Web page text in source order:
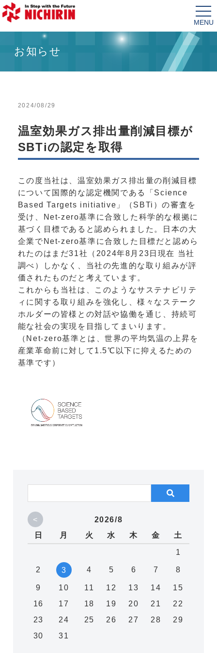
お知らせ
2024/08/29
温室効果ガス排出量削減目標が
SBTiの認定を取得
この度当社は、温室効果ガス排出量の削減目標
について国際的な認定機関である「Science
Based Targets initiative」（SBTi）の審査を
受け、Net-zero基準に合致した科学的な根拠に
基づく目標であると認められました。日本の大
企業でNet-zero基準に合致した目標だと認めら
れたのはまだ31社（2024年8月23日現在 当社
調べ）しかなく、当社の先進的な取り組みが評
価されたものだと考えています。
これからも当社は、このようなサステナビリテ
ィに関する取り組みを強化し、様々なステーク
ホルダーの皆様との対話や協働を通じ、持続可
能な社会の実現を目指してまいります。
（Net-zero基準とは、世界の平均気温の上昇を
産業革命前に対して1.5℃以下に抑えるための
基準です）
<
2026/8
日
月 火 水 木 金 土
1
2 3 4 5 6 7 8
9 10 11 12 13 14
15
16
17 18 19 20 21
22
23
24 25 26 27 28
29
30
31